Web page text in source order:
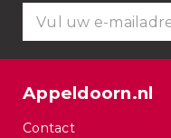
Appeldoorn.nl
Contact